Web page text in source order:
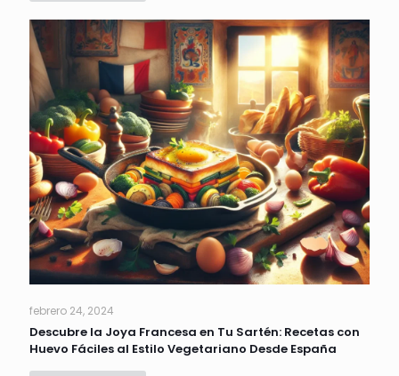
febrero 24, 2024
Descubre la Joya Francesa en Tu Sartén: Recetas con
Huevo Fáciles al Estilo Vegetariano Desde España